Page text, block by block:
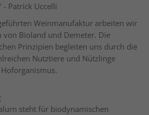
- Patrick Uccelli
Weinmanufaktur arbeiten wir
von Bioland und Demeter. Die
Prinzipien begleiten uns durch die
Nutztiere und Nützlinge
steht für biodynamischen